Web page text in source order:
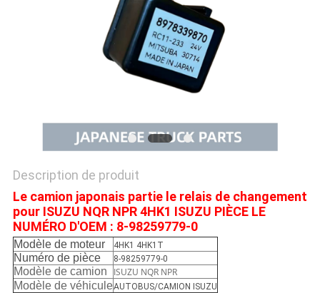
Description de produit
Le camion japonais partie le relais de changement
pour ISUZU NQR NPR 4HK1 ISUZU PIÈCE LE
NUMÉRO D'OEM : 8-98259779-0
Modèle de moteur 4HK1 4HK1T
Numéro de pièce 8-98259779-0
Modèle de camion
ISUZU NQR NPR
Modèle de véhiculeAUTOBUS/CAMION ISUZU